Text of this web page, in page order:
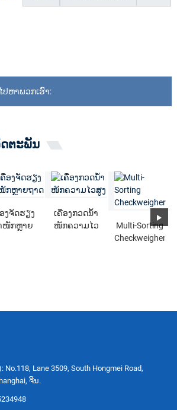
ຫາພວກເຮົາ:
ຕະພັນ
ງຈັດຮຽງ
ໜັກຫຼາຍ
ເຄື່ອງກວດນ້ຳ
ໜັກຄວາມໄວ
Multi-Sorting
Checkweigher
Lane 3509, South Hongmei Road,
ຈີນ.